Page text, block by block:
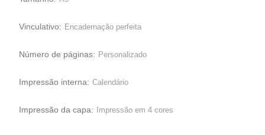
Vinculativo: Encadernação perfeita
Número de páginas: Personalizado
Impressão interna: Calendário
Impressão da capa: Impressão em 4 cores